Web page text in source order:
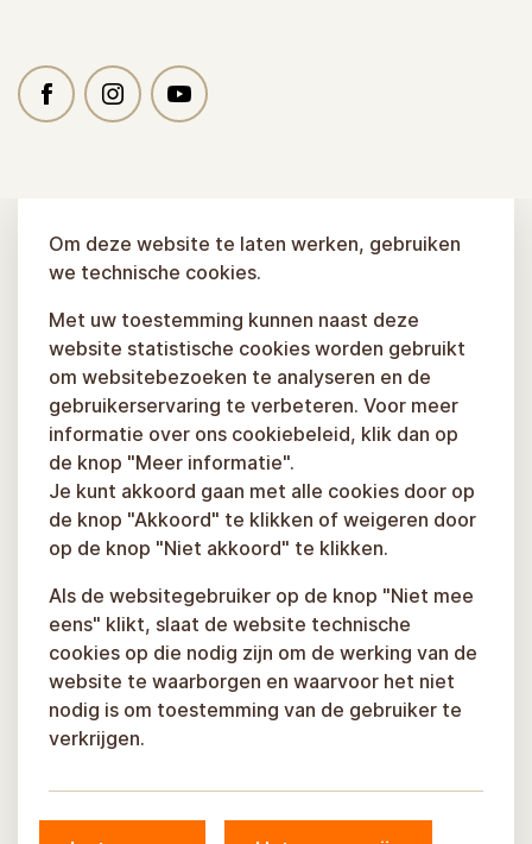
Om deze website te laten werken, gebruiken
we technische cookies.
Met uw toestemming kunnen naast deze
website statistische cookies worden gebruikt
om websitebezoeken te analyseren en de
gebruikerservaring te verbeteren. Voor meer
informatie over ons cookiebeleid, klik dan op
de knop "Meer informatie".
Je kunt akkoord gaan met alle cookies door op
de knop "Akkoord" te klikken of weigeren door
op de knop "Niet akkoord" te klikken.
Als de websitegebruiker op de knop "Niet mee
eens" klikt, slaat de website technische
cookies op die nodig zijn om de werking van de
website te waarborgen en waarvoor het niet
nodig is om toestemming van de gebruiker te
verkrijgen.